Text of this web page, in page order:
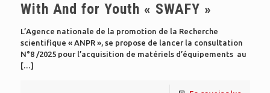
With And for Youth « SWAFY »
L’Agence nationale de la promotion de la Recherche
scientifique « ANPR », se propose de lancer la consultation
N°8 /2025 pour l’acquisition de matériels d’équipements au
[…]